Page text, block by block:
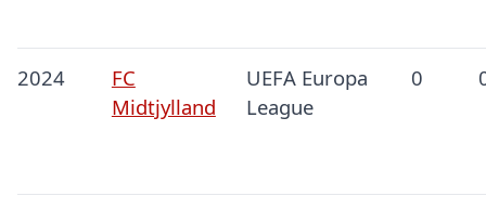
2024
FC
Midtjylland
UEFA Europa
League
0